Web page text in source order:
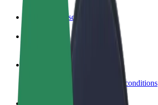
Comment s'inscrire
Générez des revenus selon vos conditions